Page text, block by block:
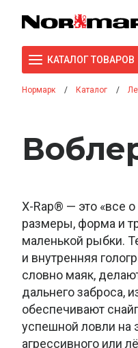
КАТАЛОГ ТОВАРОВ
Нормарк Каталог
X-Rap® — это «все
размеры, форма и
маленькой рыбки.
и внутренняя
словно маяк,
дальнего заброса,
обеспечивают
успешной ловли на
агрессивного или